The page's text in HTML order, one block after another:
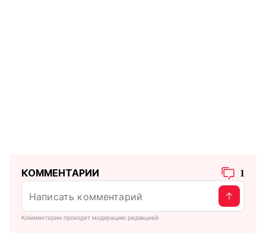
КОММЕНТАРИИ 1
Комментарии проходят модерацию редакцией